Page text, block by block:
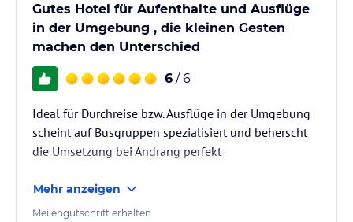
Gutes Hotel für Aufenthalte und Ausflüge
in der Umgebung , die kleinen Gesten
machen den Unterschied
6 / 6
Ideal für Durchreise bzw. Ausflüge in der Umgebung
scheint auf Busgruppen spezialisiert und beherscht
die Umsetzung bei Andrang perfekt
Mehr anzeigen
Meilengutschrift erhalten